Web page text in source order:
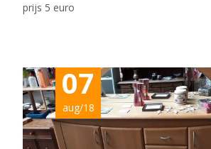
prijs 5 euro
07
aug/18